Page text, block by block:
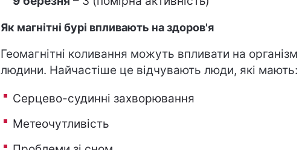
Як магнітні бурі впливають на здоров'я
Геомагнітні коливання можуть впливати на організм
людини. Найчастіше це відчувають люди, які мають:
Серцево-судинні захворювання
Метеочутливість